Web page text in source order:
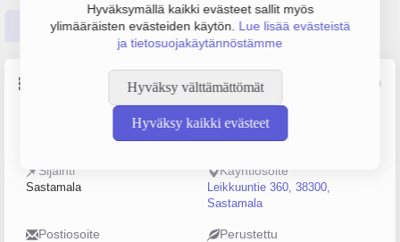
Hyväksymällä kaikki evästeet sallit myös
ylimääräisten evästeiden käytön. Lue lisää evästeistä
ja tietosuojakäytännöstämme
Hyväksy välttämättömät
Hyväksy kaikki evästeet
Perustiedot Tilinpäätösluvut Päättäjätiedot
Lähde: YTJ, PRH, Traficom
Henkilöstömäärä
0–4
Sijainti
Sastamala
Käyntiosoite
Leikkuuntie 360, 38300,
Sastamala
Postiosoite Perustettu